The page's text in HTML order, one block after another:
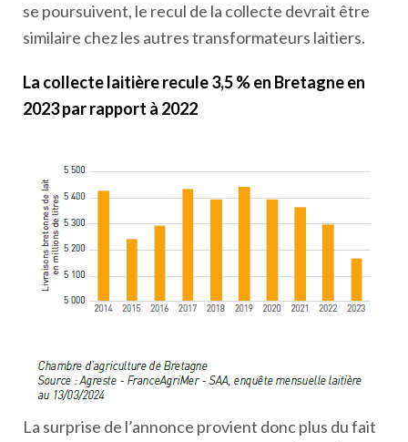
se poursuivent, le recul de la collecte devrait être
similaire chez les autres transformateurs laitiers.
La collecte laitière recule 3,5 % en Bretagne en
2023 par rapport à 2022
La surprise de l’annonce provient donc plus du fait